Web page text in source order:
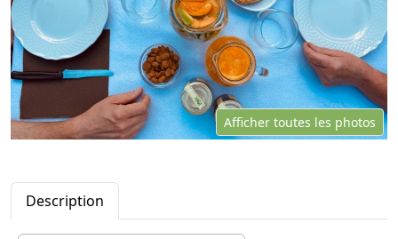
Afficher toutes les photos
Description